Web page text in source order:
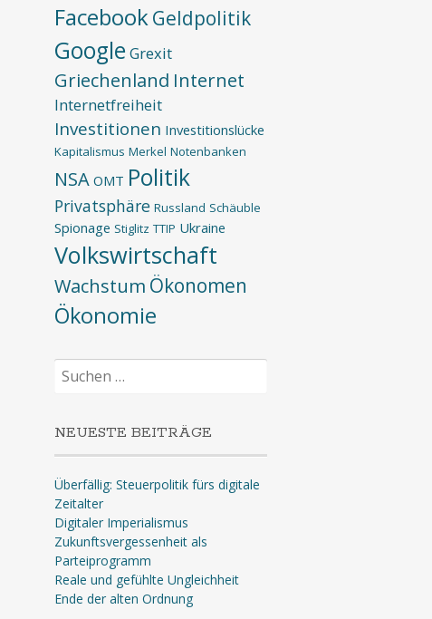
FacebookGeldpolitik
Google Grexit
Griechenland Internet
Internetfreiheit
Investitionen Investitionslücke
Kapitalismus Merkel Notenbanken
NSA OMT Politik
Privatsphäre Russland Schäuble
Spionage Stiglitz TTIP Ukraine
Volkswirtschaft
Wachstum Ökonomen
Ökonomie
Suchen
nach:
NEUESTE BEITRÄGE
Überfällig: Steuerpolitik fürs digitale
Zeitalter
Digitaler Imperialismus
Zukunftsvergessenheit als
Parteiprogramm
Reale und gefühlte Ungleichheit
Ende der alten Ordnung